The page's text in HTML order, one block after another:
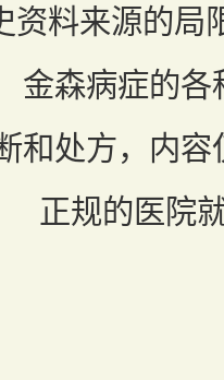
资料来源的局
金森病症的各
和处方，内
正规的医院